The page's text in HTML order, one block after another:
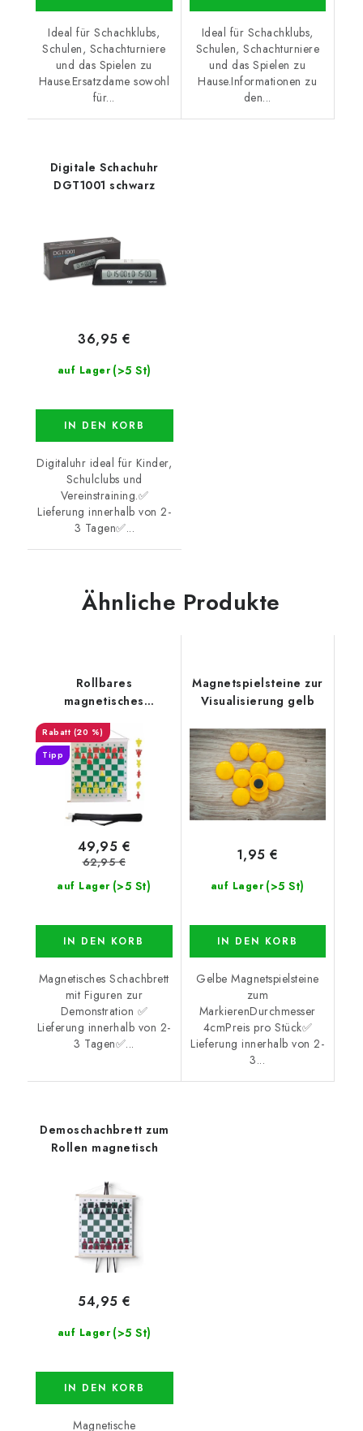
Ideal für Schachklubs,
Schulen, Schachturniere
und das Spielen zu
Hause.Ersatzdame sowohl
für...
Ideal für Schachklubs,
Schulen, Schachturniere
und das Spielen zu
Hause.Informationen zu
den...
Digitale Schachuhr
DGT1001 schwarz
auf Lager (>5 St)
36,95 €
IN DEN KORB
Digitaluhr ideal für Kinder,
Schulclubs und
Vereinstraining.✅
Lieferung innerhalb von 2-
3 Tagen✅...
Ähnliche Produkte
Rollbares
magnetisches
Demonstrationsschachbrett
gelb-orange
(20 %)
Tipp
auf Lager (>5 St)
49,95 €
62,95 €
IN DEN KORB
Magnetisches Schachbrett
mit Figuren zur
Demonstration ✅
Lieferung innerhalb von 2-
3 Tagen✅...
Magnetspielsteine zur
Visualisierung gelb
auf Lager (>5 St)
1,95 €
IN DEN KORB
Gelbe Magnetspielsteine
zum
MarkierenDurchmesser
4cmPreis pro Stück✅
Lieferung innerhalb von 2-
3...
Demoschachbrett zum
Rollen magnetisch
auf Lager (>5 St)
54,95 €
IN DEN KORB
Magnetische